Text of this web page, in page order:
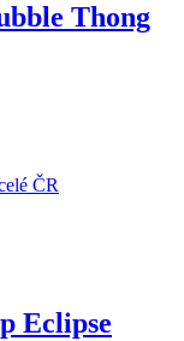
Thong
ČR
Eclipse